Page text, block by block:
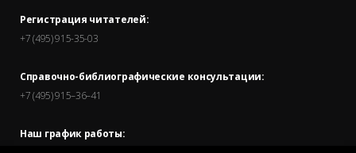
Регистрация читателей:
+7 (495) 915-35-03
Справочно-библиографические консультации:
+7 (495) 915–36–41
Наш график работы: